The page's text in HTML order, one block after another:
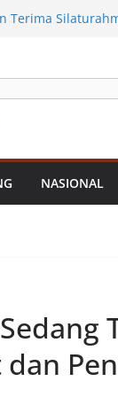
Infrastruktur
hingga
Sejumlah
Dari Sedimentasi
Asahan
Pengedar
NASIONAL
dan